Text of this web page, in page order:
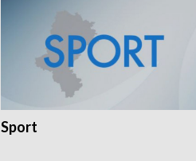
Sport